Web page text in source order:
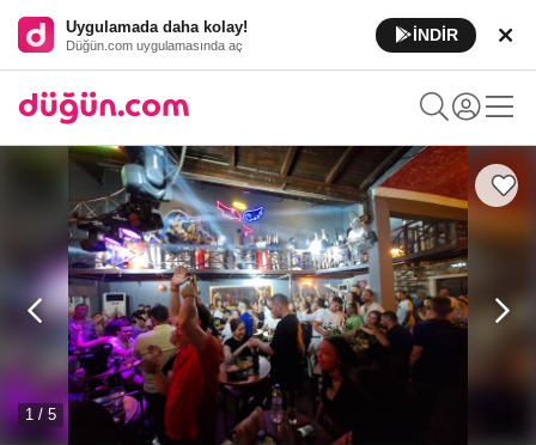
Uygulamada daha kolay!
Düğün.com uygulamasında aç
İNDİR
1 / 5